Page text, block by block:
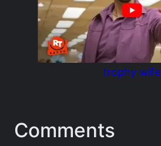
trophy wife
Comments